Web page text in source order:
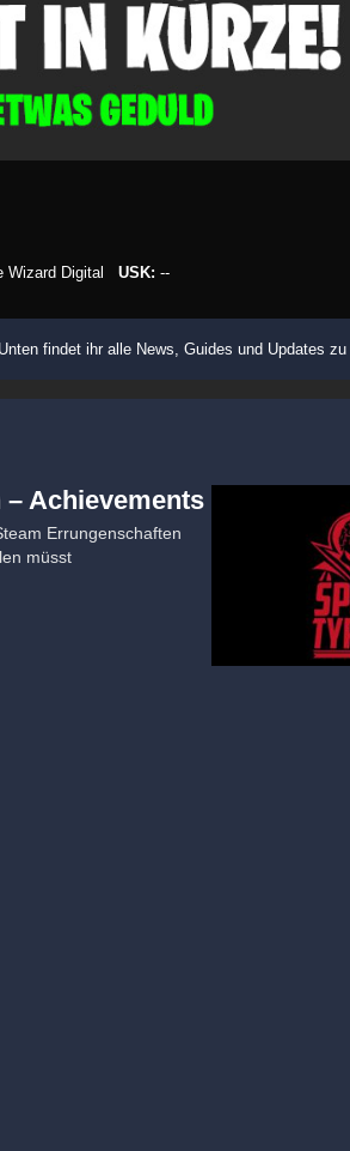
Wizard Digital USK: --
findet ihr alle News, Guides und Updates zu
Achievements
Errungenschaften
müsst